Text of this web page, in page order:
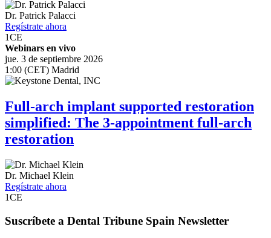
Dr. Patrick Palacci
Regístrate ahora
1CE
Webinars en vivo
jue. 3 de septiembre 2026
1:00 (CET) Madrid
Full-arch implant supported restoration
simplified: The 3-appointment full-arch
restoration
Dr. Michael Klein
Regístrate ahora
1CE
Suscríbete a Dental Tribune Spain Newsletter